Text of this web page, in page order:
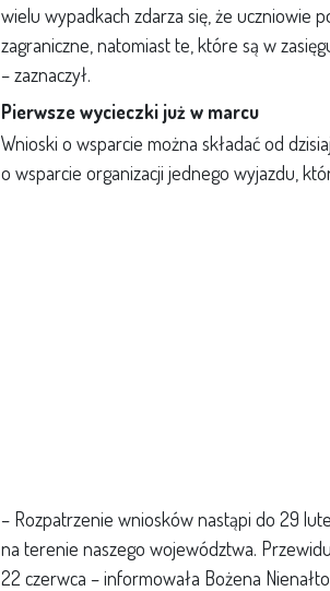
wielu wypadkach zdarza się, że uczniowie
zagraniczne, natomiast te, które są w
– zaznaczył.
Pierwsze wycieczki już w marcu
Wnioski o wsparcie można składać od
o wsparcie organizacji jednego wyjazdu,
– Rozpatrzenie wniosków nastąpi do 29
na terenie naszego województwa.
22 czerwca – informowała Bożena